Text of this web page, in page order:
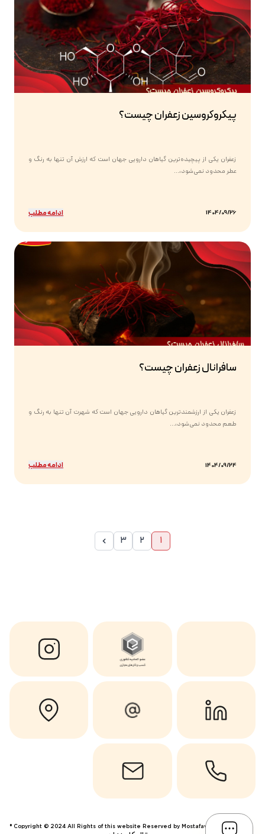
پیکروکروسین زعفران چیست؟
زعفران یکی از پیچیده‌ترین گیاهان دارویی جهان است که ارزش آن تنها به رنگ و
عطر محدود نمی‌شود،...
1404/09/26 ادامه مطلب
سافرانال زعفران چیست؟
زعفران یکی از ارزشمندترین گیاهان دارویی جهان است که شهرت آن تنها به رنگ و
طعم محدود نمی‌شود،...
1404/09/24 ادامه مطلب
1
2
3
Copyright © 2024 All Rights of this website Reserved by Mostafavi ®